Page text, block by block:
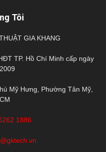
Tôi
GIA KHANG
TP. Hồ Chí Minh cấp ngày
Mỹ Hưng, Phường Tân Mỹ,
1886